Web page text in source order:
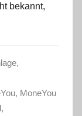
bekannt,
,
, MoneYou
,